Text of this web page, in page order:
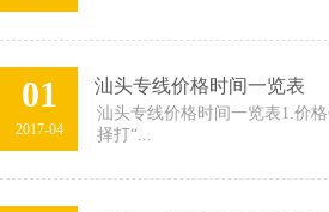
01
2017-04
汕头专线价格时间一览表
汕头专线价格时间一览表1.价
择打“...